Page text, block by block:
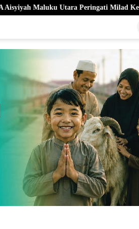
Peringati Milad Ke- 109 di Kota Tidore